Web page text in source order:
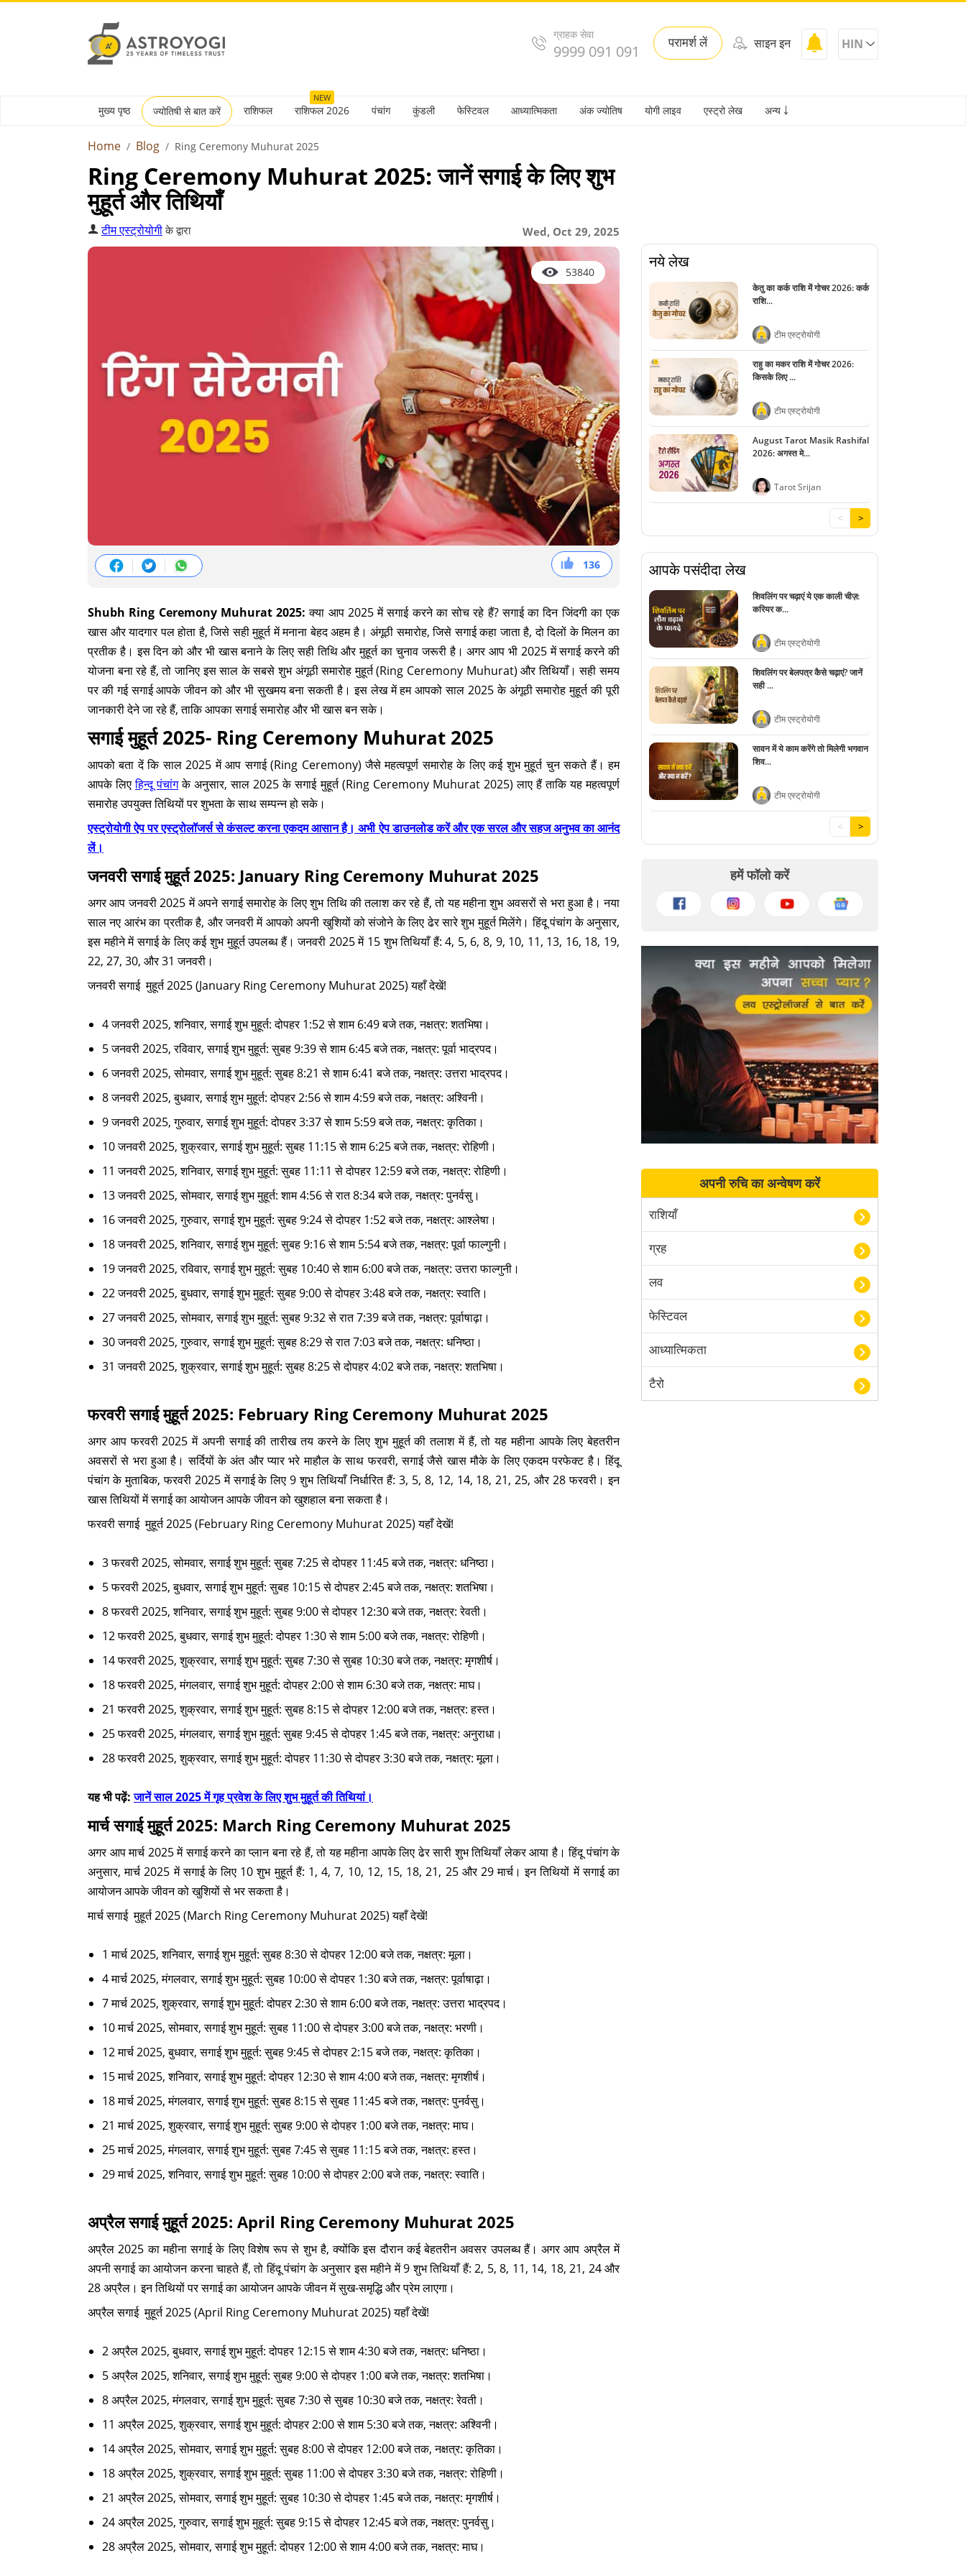
ग्राहक सेवा
9999 091 091 परामर्श लें साइन इन HIN
मुख्य पृष्ठ ज्योतिषी से बात करें राशिफल
NEW
राशिफल 2026 पंचांग कुंडली फेस्टिवल आध्यात्मिकता अंक ज्योतिष योगी लाइव एस्ट्रो लेख अन्य ￬
Home Blog Ring Ceremony Muhurat 2025
Ring Ceremony Muhurat 2025: जानें सगाई के लिए शुभ
मुहूर्त और तिथियाँ
Wed, Oct 29, 2025
टीम एस्ट्रोयोगीके द्वारा
53840
136
59
36
41
Shubh Ring Ceremony Muhurat 2025: क्या आप 2025 में सगाई करने का सोच रहे हैं? सगाई का दिन जिंदगी का एक
खास और यादगार पल होता है, जिसे सही मुहूर्त में मनाना बेहद अहम है। अंगूठी समारोह, जिसे सगाई कहा जाता है, दो दिलों के मिलन का
प्रतीक है। इस दिन को और भी खास बनाने के लिए सही तिथि और मुहूर्त का चुनाव जरूरी है। अगर आप भी 2025 में सगाई करने की
योजना बना रहे हैं, तो जानिए इस साल के सबसे शुभ अंगूठी समारोह मुहूर्त (Ring Ceremony Muhurat) और तिथियाँ। सही समय
पर की गई सगाई आपके जीवन को और भी सुखमय बना सकती है। इस लेख में हम आपको साल 2025 के अंगूठी समारोह मुहूर्त की पूरी
जानकारी देने जा रहे हैं, ताकि आपका सगाई समारोह और भी खास बन सके।
सगाई मुहूर्त 2025- Ring Ceremony Muhurat 2025
आपको बता दें कि साल 2025 में आप सगाई (Ring Ceremony) जैसे महत्वपूर्ण समारोह के लिए कई शुभ मुहूर्त चुन सकते हैं। हम
आपके लिएहिन्दू पंचांगके अनुसार, साल 2025 के सगाई मुहूर्त (Ring Ceremony Muhurat 2025) लाए हैं ताकि यह महत्वपूर्ण
समारोह उपयुक्त तिथियों पर शुभता के साथ सम्पन्न हो सके।
एस्ट्रोयोगी ऐप पर एस्ट्रोलॉजर्स से कंसल्ट करना एकदम आसान है। अभी ऐप डाउनलोड करें और एक सरल और सहज अनुभव का आनंद
लें।
जनवरी सगाई मुहूर्त 2025: January Ring Ceremony Muhurat 2025
अगर आप जनवरी 2025 में अपने सगाई समारोह के लिए शुभ तिथि की तलाश कर रहे हैं, तो यह महीना शुभ अवसरों से भरा हुआ है। नया
साल नए आरंभ का प्रतीक है, और जनवरी में आपको अपनी खुशियों को संजोने के लिए ढेर सारे शुभ मुहूर्त मिलेंगे। हिंदू पंचांग के अनुसार,
इस महीने में सगाई के लिए कई शुभ मुहूर्त उपलब्ध हैं। जनवरी 2025 में 15 शुभ तिथियाँ हैं: 4, 5, 6, 8, 9, 10, 11, 13, 16, 18, 19,
22, 27, 30, और 31 जनवरी।
जनवरी सगाई मुहूर्त 2025 (January Ring Ceremony Muhurat 2025) यहाँ देखें!
4 जनवरी 2025, शनिवार, सगाई शुभ मुहूर्त: दोपहर 1:52 से शाम 6:49 बजे तक, नक्षत्र: शतभिषा।
5 जनवरी 2025, रविवार, सगाई शुभ मुहूर्त: सुबह 9:39 से शाम 6:45 बजे तक, नक्षत्र: पूर्वा भाद्रपद।
6 जनवरी 2025, सोमवार, सगाई शुभ मुहूर्त: सुबह 8:21 से शाम 6:41 बजे तक, नक्षत्र: उत्तरा भाद्रपद।
8 जनवरी 2025, बुधवार, सगाई शुभ मुहूर्त: दोपहर 2:56 से शाम 4:59 बजे तक, नक्षत्र: अश्विनी।
9 जनवरी 2025, गुरुवार, सगाई शुभ मुहूर्त: दोपहर 3:37 से शाम 5:59 बजे तक, नक्षत्र: कृतिका।
10 जनवरी 2025, शुक्रवार, सगाई शुभ मुहूर्त: सुबह 11:15 से शाम 6:25 बजे तक, नक्षत्र: रोहिणी।
11 जनवरी 2025, शनिवार, सगाई शुभ मुहूर्त: सुबह 11:11 से दोपहर 12:59 बजे तक, नक्षत्र: रोहिणी।
13 जनवरी 2025, सोमवार, सगाई शुभ मुहूर्त: शाम 4:56 से रात 8:34 बजे तक, नक्षत्र: पुनर्वसु।
16 जनवरी 2025, गुरुवार, सगाई शुभ मुहूर्त: सुबह 9:24 से दोपहर 1:52 बजे तक, नक्षत्र: आश्लेषा।
18 जनवरी 2025, शनिवार, सगाई शुभ मुहूर्त: सुबह 9:16 से शाम 5:54 बजे तक, नक्षत्र: पूर्वा फाल्गुनी।
19 जनवरी 2025, रविवार, सगाई शुभ मुहूर्त: सुबह 10:40 से शाम 6:00 बजे तक, नक्षत्र: उत्तरा फाल्गुनी।
22 जनवरी 2025, बुधवार, सगाई शुभ मुहूर्त: सुबह 9:00 से दोपहर 3:48 बजे तक, नक्षत्र: स्वाति।
27 जनवरी 2025, सोमवार, सगाई शुभ मुहूर्त: सुबह 9:32 से रात 7:39 बजे तक, नक्षत्र: पूर्वाषाढ़ा।
30 जनवरी 2025, गुरुवार, सगाई शुभ मुहूर्त: सुबह 8:29 से रात 7:03 बजे तक, नक्षत्र: धनिष्ठा।
31 जनवरी 2025, शुक्रवार, सगाई शुभ मुहूर्त: सुबह 8:25 से दोपहर 4:02 बजे तक, नक्षत्र: शतभिषा।
फरवरी सगाई मुहूर्त 2025: February Ring Ceremony Muhurat 2025
अगर आप फरवरी 2025 में अपनी सगाई की तारीख तय करने के लिए शुभ मुहूर्त की तलाश में हैं, तो यह महीना आपके लिए बेहतरीन
अवसरों से भरा हुआ है। सर्दियों के अंत और प्यार भरे माहौल के साथ फरवरी, सगाई जैसे खास मौके के लिए एकदम परफेक्ट है। हिंदू
पंचांग के मुताबिक, फरवरी 2025 में सगाई के लिए 9 शुभ तिथियाँ निर्धारित हैं: 3, 5, 8, 12, 14, 18, 21, 25, और 28 फरवरी। इन
खास तिथियों में सगाई का आयोजन आपके जीवन को खुशहाल बना सकता है।
फरवरी सगाई मुहूर्त 2025 (February Ring Ceremony Muhurat 2025) यहाँ देखें!
3 फरवरी 2025, सोमवार, सगाई शुभ मुहूर्त: सुबह 7:25 से दोपहर 11:45 बजे तक, नक्षत्र: धनिष्ठा।
5 फरवरी 2025, बुधवार, सगाई शुभ मुहूर्त: सुबह 10:15 से दोपहर 2:45 बजे तक, नक्षत्र: शतभिषा।
8 फरवरी 2025, शनिवार, सगाई शुभ मुहूर्त: सुबह 9:00 से दोपहर 12:30 बजे तक, नक्षत्र: रेवती।
12 फरवरी 2025, बुधवार, सगाई शुभ मुहूर्त: दोपहर 1:30 से शाम 5:00 बजे तक, नक्षत्र: रोहिणी।
14 फरवरी 2025, शुक्रवार, सगाई शुभ मुहूर्त: सुबह 7:30 से सुबह 10:30 बजे तक, नक्षत्र: मृगशीर्ष।
18 फरवरी 2025, मंगलवार, सगाई शुभ मुहूर्त: दोपहर 2:00 से शाम 6:30 बजे तक, नक्षत्र: माघ।
21 फरवरी 2025, शुक्रवार, सगाई शुभ मुहूर्त: सुबह 8:15 से दोपहर 12:00 बजे तक, नक्षत्र: हस्त।
25 फरवरी 2025, मंगलवार, सगाई शुभ मुहूर्त: सुबह 9:45 से दोपहर 1:45 बजे तक, नक्षत्र: अनुराधा।
28 फरवरी 2025, शुक्रवार, सगाई शुभ मुहूर्त: दोपहर 11:30 से दोपहर 3:30 बजे तक, नक्षत्र: मूला।
यह भी पढ़ें:जानें साल 2025 में गृह प्रवेश के लिए शुभ मुहूर्त की तिथियां।
मार्च सगाई मुहूर्त 2025: March Ring Ceremony Muhurat 2025
अगर आप मार्च 2025 में सगाई करने का प्लान बना रहे हैं, तो यह महीना आपके लिए ढेर सारी शुभ तिथियाँ लेकर आया है। हिंदू पंचांग के
अनुसार, मार्च 2025 में सगाई के लिए 10 शुभ मुहूर्त हैं: 1, 4, 7, 10, 12, 15, 18, 21, 25 और 29 मार्च। इन तिथियों में सगाई का
आयोजन आपके जीवन को खुशियों से भर सकता है।
मार्च सगाई मुहूर्त 2025 (March Ring Ceremony Muhurat 2025) यहाँ देखें!
1 मार्च 2025, शनिवार, सगाई शुभ मुहूर्त: सुबह 8:30 से दोपहर 12:00 बजे तक, नक्षत्र: मूला।
4 मार्च 2025, मंगलवार, सगाई शुभ मुहूर्त: सुबह 10:00 से दोपहर 1:30 बजे तक, नक्षत्र: पूर्वाषाढ़ा।
7 मार्च 2025, शुक्रवार, सगाई शुभ मुहूर्त: दोपहर 2:30 से शाम 6:00 बजे तक, नक्षत्र: उत्तरा भाद्रपद।
10 मार्च 2025, सोमवार, सगाई शुभ मुहूर्त: सुबह 11:00 से दोपहर 3:00 बजे तक, नक्षत्र: भरणी।
12 मार्च 2025, बुधवार, सगाई शुभ मुहूर्त: सुबह 9:45 से दोपहर 2:15 बजे तक, नक्षत्र: कृतिका।
15 मार्च 2025, शनिवार, सगाई शुभ मुहूर्त: दोपहर 12:30 से शाम 4:00 बजे तक, नक्षत्र: मृगशीर्ष।
18 मार्च 2025, मंगलवार, सगाई शुभ मुहूर्त: सुबह 8:15 से सुबह 11:45 बजे तक, नक्षत्र: पुनर्वसु।
21 मार्च 2025, शुक्रवार, सगाई शुभ मुहूर्त: सुबह 9:00 से दोपहर 1:00 बजे तक, नक्षत्र: माघ।
25 मार्च 2025, मंगलवार, सगाई शुभ मुहूर्त: सुबह 7:45 से सुबह 11:15 बजे तक, नक्षत्र: हस्त।
29 मार्च 2025, शनिवार, सगाई शुभ मुहूर्त: सुबह 10:00 से दोपहर 2:00 बजे तक, नक्षत्र: स्वाति।
अप्रैल सगाई मुहूर्त 2025: April Ring Ceremony Muhurat 2025
अप्रैल 2025 का महीना सगाई के लिए विशेष रूप से शुभ है, क्योंकि इस दौरान कई बेहतरीन अवसर उपलब्ध हैं। अगर आप अप्रैल में
अपनी सगाई का आयोजन करना चाहते हैं, तो हिंदू पंचांग के अनुसार इस महीने में 9 शुभ तिथियाँ हैं: 2, 5, 8, 11, 14, 18, 21, 24 और
28 अप्रैल। इन तिथियों पर सगाई का आयोजन आपके जीवन में सुख-समृद्धि और प्रेम लाएगा।
अप्रैल सगाई मुहूर्त 2025 (April Ring Ceremony Muhurat 2025) यहाँ देखें!
2 अप्रैल 2025, बुधवार, सगाई शुभ मुहूर्त: दोपहर 12:15 से शाम 4:30 बजे तक, नक्षत्र: धनिष्ठा।
5 अप्रैल 2025, शनिवार, सगाई शुभ मुहूर्त: सुबह 9:00 से दोपहर 1:00 बजे तक, नक्षत्र: शतभिषा।
8 अप्रैल 2025, मंगलवार, सगाई शुभ मुहूर्त: सुबह 7:30 से सुबह 10:30 बजे तक, नक्षत्र: रेवती।
11 अप्रैल 2025, शुक्रवार, सगाई शुभ मुहूर्त: दोपहर 2:00 से शाम 5:30 बजे तक, नक्षत्र: अश्विनी।
14 अप्रैल 2025, सोमवार, सगाई शुभ मुहूर्त: सुबह 8:00 से दोपहर 12:00 बजे तक, नक्षत्र: कृतिका।
18 अप्रैल 2025, शुक्रवार, सगाई शुभ मुहूर्त: सुबह 11:00 से दोपहर 3:30 बजे तक, नक्षत्र: रोहिणी।
21 अप्रैल 2025, सोमवार, सगाई शुभ मुहूर्त: सुबह 10:30 से दोपहर 1:45 बजे तक, नक्षत्र: मृगशीर्ष।
24 अप्रैल 2025, गुरुवार, सगाई शुभ मुहूर्त: सुबह 9:15 से दोपहर 12:45 बजे तक, नक्षत्र: पुनर्वसु।
28 अप्रैल 2025, सोमवार, सगाई शुभ मुहूर्त: दोपहर 12:00 से शाम 4:00 बजे तक, नक्षत्र: माघ।
नये लेख
केतु का कर्क राशि में गोचर 2026: कर्क
राशि...
टीम एस्ट्रोयोगी
राहु का मकर राशि में गोचर 2026:
किसके लिए ...
टीम एस्ट्रोयोगी
August Tarot Masik Rashifal
2026: अगस्त मे...
Tarot Srijan
< >
आपके पसंदीदा लेख
शिवलिंग पर चढ़ाएं ये एक काली चीज़:
करियर क...
टीम एस्ट्रोयोगी
शिवलिंग पर बेलपत्र कैसे चढ़ाएं? जानें
सही ...
टीम एस्ट्रोयोगी
सावन में ये काम करेंगे तो मिलेगी भगवान
शिव...
टीम एस्ट्रोयोगी
< >
हमें फॉलो करें
अपनी रुचि का अन्वेषण करें
राशियाँ
ग्रह
लव
फेस्टिवल
आध्यात्मिकता
टैरो